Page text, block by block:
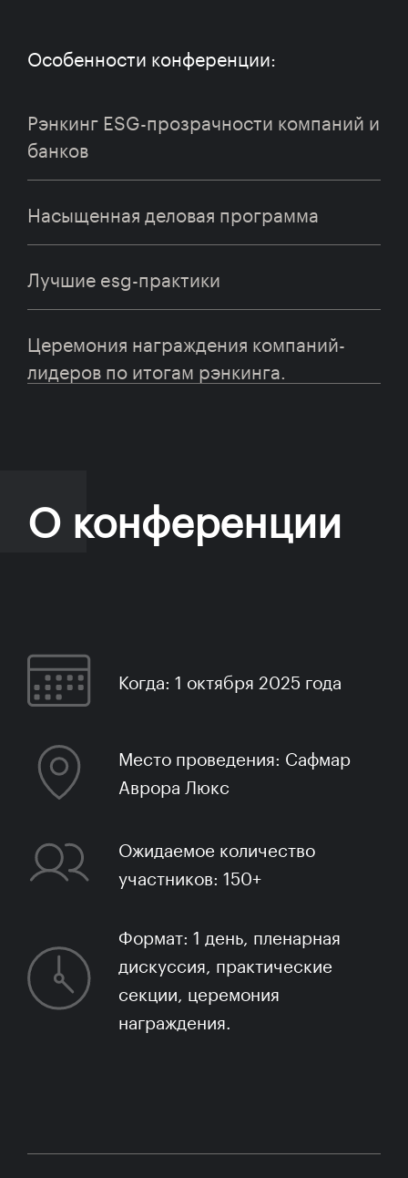
Особенности конференции:
Рэнкинг ESG-прозрачности компаний и
банков
Насыщенная деловая программа
Лучшие esg-практики
Церемония награждения компаний-
лидеров по итогам рэнкинга.
О конференции
Когда: 1 октября 2025 года
Место проведения: Сафмар
Аврора Люкс
Ожидаемое количество
участников: 150+
Формат: 1 день, пленарная
дискуссия, практические
секции, церемония
награждения.